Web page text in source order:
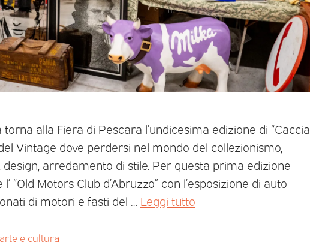
alla Fiera di Pescara l’undicesima edizione di “Caccia
Vintage dove perdersi nel mondo del collezionismo,
design, arredamento di stile. Per questa prima edizione
“Old Motors Club d’Abruzzo” con l’esposizione di auto
di motori e fasti del … Leggi tutto
e cultura